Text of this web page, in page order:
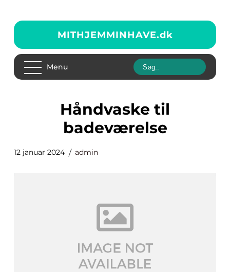
MITHJEMMINHAVE.dk
Menu
håndvaske til
badeværelse
12 januar 2024 admin